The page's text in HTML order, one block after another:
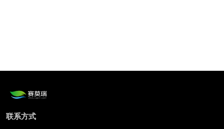
联系方式